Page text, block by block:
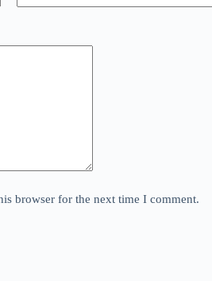
browser for the next time I comment.